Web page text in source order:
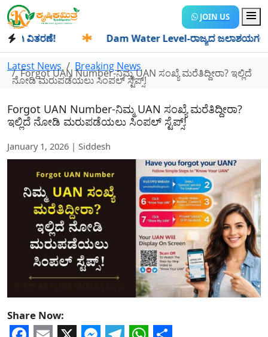
JOIN US
ವಿತರಣೆ! Dam Water Level-ರಾಜ್ಯದ ಜಲಾಶಯಗಳಿಗೆ
Latest News Breaking News
Forgot UAN Number-ನಿಮ್ಮ UAN ಸಂಖ್ಯೆ ಮರೆತಿದ್ದೀರಾ? ಇಲ್ಲಿದೆ
ನೋಡಿ ಮರುಪಡೆಯಲು ಸಿಂಪಲ್ ಸ್ಟೆಪ್ಸ್!
Forgot UAN Number-ನಿಮ್ಮ UAN ಸಂಖ್ಯೆ ಮರೆತಿದ್ದೀರಾ?
ಇಲ್ಲಿದೆ ನೋಡಿ ಮರುಪಡೆಯಲು ಸಿಂಪಲ್ ಸ್ಟೆಪ್ಸ್!
January 1, 2026 | Siddesh
Share Now: